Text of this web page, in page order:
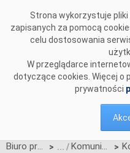
Strona wykorzystuje
zapisanych za pomocą
celu dostosowania
W przeglądarce
dotyczące cookies. Więcej o
prywatności
Biuro prasowe > Komunikaty OSP >